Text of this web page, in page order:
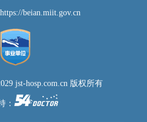
https://beian.miit.gov.cn
jst-hosp.com.cn 版权所有
：